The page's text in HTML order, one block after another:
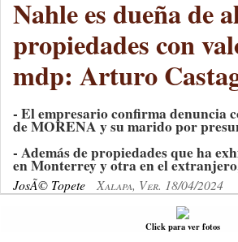
Nahle es dueña de
propiedades con
mdp: Arturo
- El empresario confirma denuncia
de MORENA y su marido por
- Además de propiedades que ha
en Monterrey y otra en el
JosÃ© Topete Xalapa, Ver. 18/04/2024
Click para ver fotos